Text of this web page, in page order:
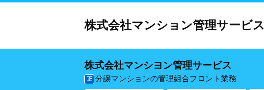
株式会社マンション管理サービス
株式会社マンシヨン管理サービス
正 分譲マンションの管理組合フロント業務